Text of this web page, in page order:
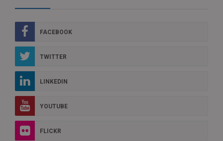
FACEBOOK
TWITTER
LINKEDIN
YOUTUBE
FLICKR